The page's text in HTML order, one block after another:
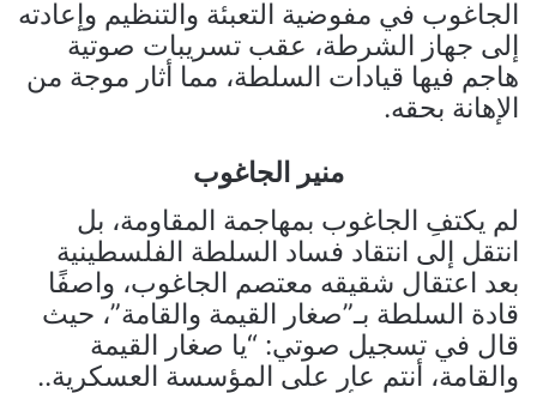
الجاغوب في مفوضية التعبئة والتنظيم وإعادته
إلى جهاز الشرطة، عقب تسريبات صوتية
هاجم فيها قيادات السلطة، مما أثار موجة من
الإهانة بحقه.
منير الجاغوب
لم يكتفِ الجاغوب بمهاجمة المقاومة، بل
انتقل إلى انتقاد فساد السلطة الفلسطينية
بعد اعتقال شقيقه معتصم الجاغوب، واصفًا
قادة السلطة بـ”صغار القيمة والقامة”، حيث
قال في تسجيل صوتي: “يا صغار القيمة
والقامة، أنتم عار على المؤسسة العسكرية..